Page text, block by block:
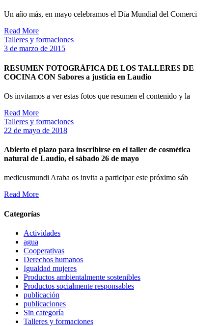
Un año más, en mayo celebramos el Día Mundial del Comerci
Read More
Talleres y formaciones
3 de marzo de 2015
RESUMEN FOTOGRÁFICA DE LOS TALLERES DE
COCINA CON Sabores a justicia en Laudio
Os invitamos a ver estas fotos que resumen el contenido y la
Read More
Talleres y formaciones
22 de mayo de 2018
Abierto el plazo para inscribirse en el taller de cosmética
natural de Laudio, el sábado 26 de mayo
medicusmundi Araba os invita a participar este próximo sáb
Read More
Categorías
Actividades
agua
Cooperativas
Derechos humanos
Igualdad mujeres
Productos ambientalmente sostenibles
Productos socialmente responsables
publicación
publicaciones
Sin categoría
Talleres y formaciones